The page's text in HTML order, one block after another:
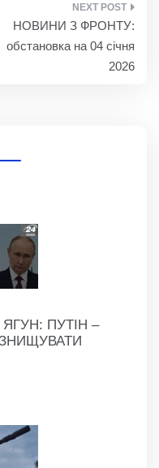
НОВИНИ З ФРОНТУ:
обстановка на 04 січня
2026
ПУТІН –